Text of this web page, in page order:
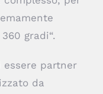
gradi“.
partner
da